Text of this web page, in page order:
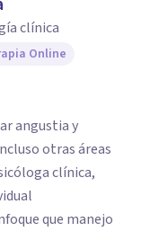
clínica
Online
angustia y
otras áreas
clínica,
que manejo